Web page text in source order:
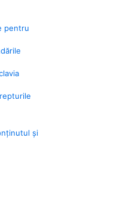
pentru
și